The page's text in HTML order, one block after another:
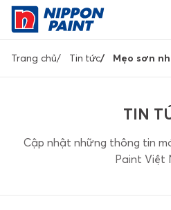
Nhảy
đến
dung
Breadcrumb
Trang chủ Tin tức Mẹo sơn
TIN
Cập nhật những thông tin
Paint Việt